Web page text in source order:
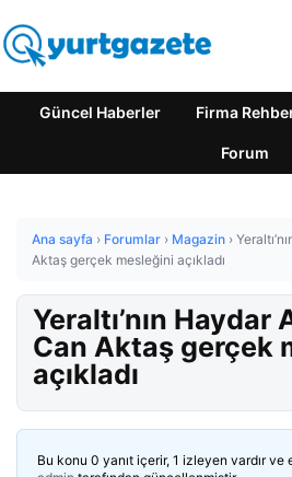
Güncel Haberler Firma
Forum
Ana sayfa › Forumlar › Magazin ›
Aktaş gerçek mesleğini açıkladı
Yeraltı’nın Haydar
Can Aktaş gerçek
açıkladı
Bu konu 0 yanıt içerir, 1 izleyen vardır ve